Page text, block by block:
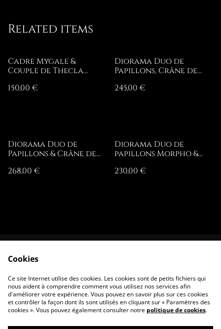
Related items
Cadre Mygale &
Couple de Thecla
150,00 €
Diorama Duo de
Papillons, Crâne de
Chevreuil
245,00 €
Diorama Duo de
Papillons & Crâne de
268,00 €
Diorama Duo de
papillons Morpho &
230,00 €
Contactez-nous
confidentialité
cookies
Cookies
Ce site Internet utilise des cookies. Les cookies sont de petits fichiers qui
nous aident à comprendre comment vous utilisez nos services afin
d'améliorer votre expérience. Vous pouvez en savoir plus sur ces cookies
et contrôler la façon dont ils sont utilisés en cliquant sur « Paramètres des
cookies ». Vous pouvez également consulter notre politique de cookies.